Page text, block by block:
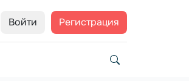
Войти Регистрация